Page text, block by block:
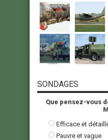
SONDAGES
Que pensez-vous
Efficace et
Pauvre et vague